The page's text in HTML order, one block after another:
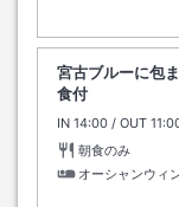
宮古ブルーに包
食付
IN チェックイン
14:00 / OUT チェ
朝食のみ
オーシャンウ